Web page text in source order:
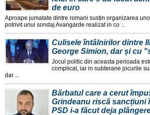
de euro
Aproape jumatate dintre romani susțin organizarea
potrivit unui sondaj Avangarde realizat in co ...
Culisele întâlnirilor dintre
George Simion, dar și cu
Jocul politic din aceasta perioada
complicat, iar in subterane jocurile
dar ...
Bărbatul care a cerut
Grindeanu riscă sancțiuni
PSD i-a făcut deja